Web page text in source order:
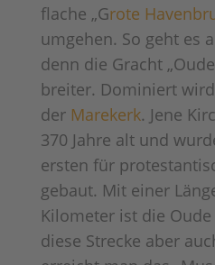
flache „Grote
umgehen. So geht es
denn die Gracht
breiter. Dominiert
der Marekerk. Jene
370 Jahre alt und
ersten für
gebaut. Mit einer
Kilometer ist die
diese Strecke aber